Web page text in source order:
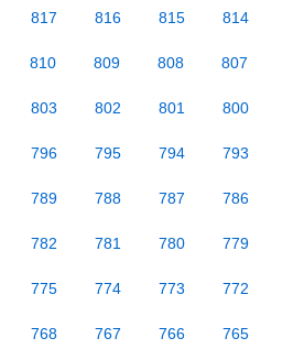
817 816 815 814
810 809 808 807
803 802 801 800
796 795 794 793
789 788 787 786
782 781 780 779
775 774 773 772
768 767 766 765